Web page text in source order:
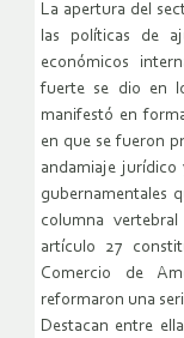
La apertura del
las políticas de
económicos
fuerte se dio en
manifestó en
en que se fueron
andamiaje jurídico
gubernamentales
columna
artículo 27
Comercio de
reformaron una
Destacan entre